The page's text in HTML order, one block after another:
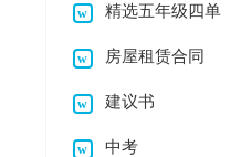
日记模板集锦5篇
精选五年级四单
元作文300字合集五
篇
房屋租赁合同
建议书
中考